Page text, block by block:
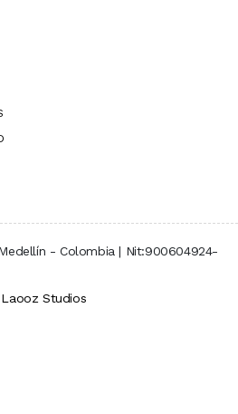
- Colombia | Nit:900604924-
Laooz Studios